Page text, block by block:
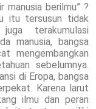
manusia berilmu” ?
itu tersusun tidak
terakumulasi
manusia, bangsa
mengembangkan
sebelumnya.
di Eropa, bangsa
Karena larut
ilmu dan peran